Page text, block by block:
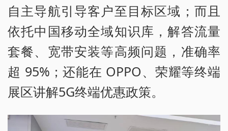
自主导航引导客户至目标区域；而且
依托中国移动全域知识库，解答流量
套餐、宽带安装等高频问题，准确率
超 95%；还能在 OPPO、荣耀等终端
展区讲解5G终端优惠政策。